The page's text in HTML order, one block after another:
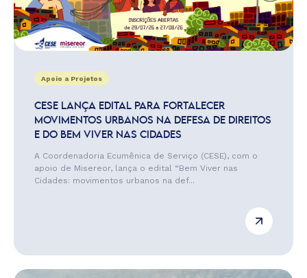
Apoio a Projetos
CESE LANÇA EDITAL PARA FORTALECER
MOVIMENTOS URBANOS NA DEFESA DE DIREITOS
E DO BEM VIVER NAS CIDADES
A Coordenadoria Ecumênica de Serviço (CESE), com o
apoio de Misereor, lança o edital “Bem Viver nas
Cidades: movimentos urbanos na def...